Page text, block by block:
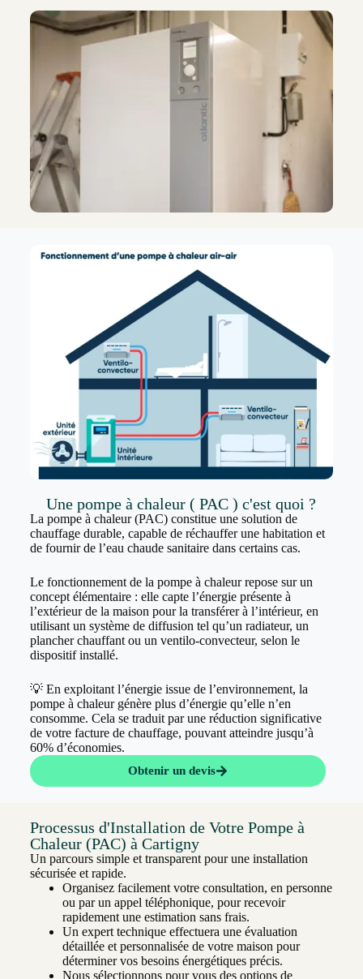
Une pompe à chaleur ( PAC ) c'est quoi ?
La pompe à chaleur (PAC) constitue une solution de
chauffage durable, capable de réchauffer une habitation et
de fournir de l’eau chaude sanitaire dans certains cas.
Le fonctionnement de la pompe à chaleur repose sur un
concept élémentaire : elle capte l’énergie présente à
l’extérieur de la maison pour la transférer à l’intérieur, en
utilisant un système de diffusion tel qu’un radiateur, un
plancher chauffant ou un ventilo-convecteur, selon le
dispositif installé.
💡 En exploitant l’énergie issue de l’environnement, la
pompe à chaleur génère plus d’énergie qu’elle n’en
consomme. Cela se traduit par une réduction significative
de votre facture de chauffage, pouvant atteindre jusqu’à
60% d’économies.
Obtenir un devis
Processus d'Installation de Votre Pompe à
Chaleur (PAC) à Cartigny
Un parcours simple et transparent pour une installation
sécurisée et rapide.
Organisez facilement votre consultation, en personne
ou par un appel téléphonique, pour recevoir
rapidement une estimation sans frais.
Un expert technique effectuera une évaluation
détaillée et personnalisée de votre maison pour
déterminer vos besoins énergétiques précis.
Nous sélectionnons pour vous des options de